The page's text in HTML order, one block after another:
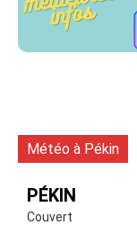
Météo à Pékin
PÉKIN
Couvert